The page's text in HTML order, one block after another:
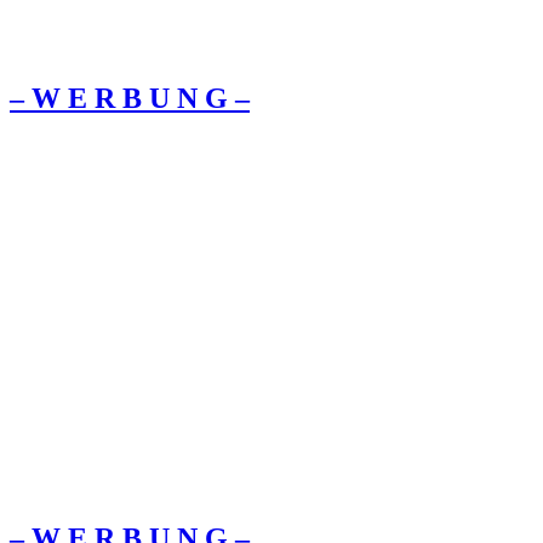
– W Ε R Β U Ν G –